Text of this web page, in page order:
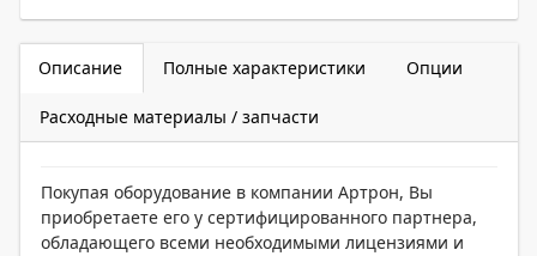
Описание Полные характеристики Опции
Расходные материалы / запчасти
Покупая оборудование в компании Артрон, Вы
приобретаете его у сертифицированного партнера,
обладающего всеми необходимыми лицензиями и